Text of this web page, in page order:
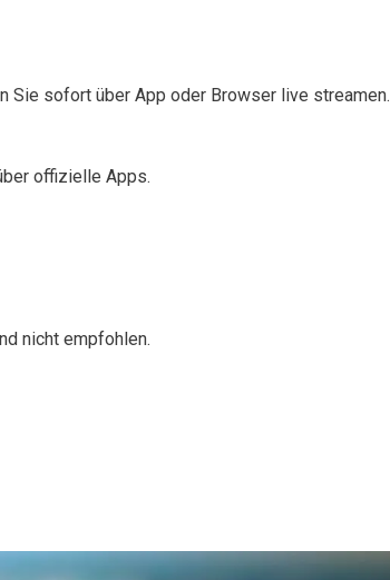
Sie sofort über App oder Browser live streamen.
offizielle Apps.
nicht empfohlen.